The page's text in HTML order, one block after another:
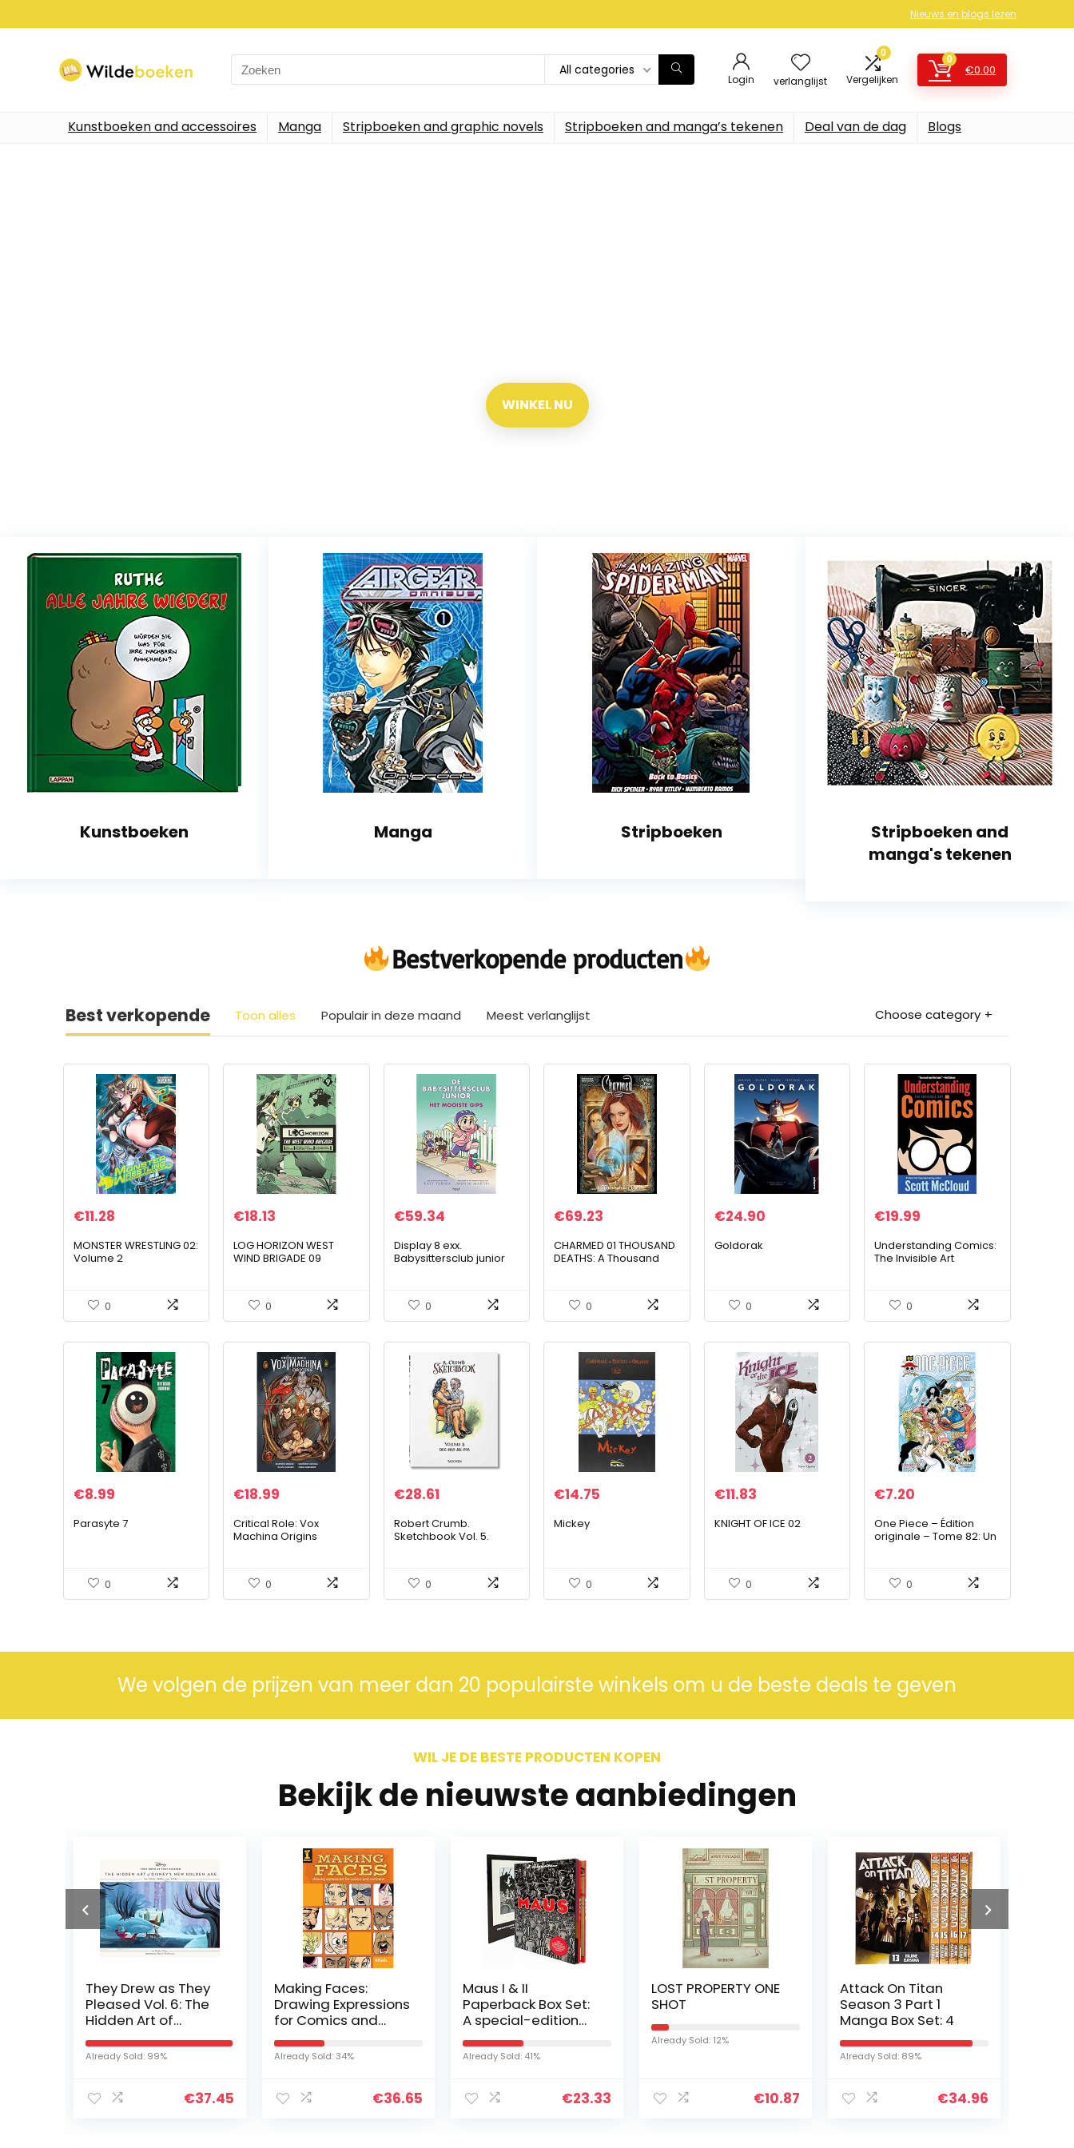
Nieuws en blogs lezen
All categories
Login verlanglijst
0
Vergelijken
0
€0.00
Kunstboeken and accessoires Manga Stripboeken and graphic novels Stripboeken and manga’s tekenen Deal van de dag Blogs
WINKEL NU
Kunstboeken Manga Stripboeken
Stripboeken and
manga's tekenen
Bestverkopende producten
Best verkopende Toon alles Populair in deze maand Meest verlanglijst Choose category
€11.28
MONSTER WRESTLING 02:
Volume 2
0
€18.13
LOG HORIZON WEST
WIND BRIGADE 09
0
€59.34
Display 8 exx.
Babysittersclub junior
0
€69.23
CHARMED 01 THOUSAND
DEATHS: A Thousand
0
€24.90
Goldorak
0
€19.99
Understanding Comics:
The Invisible Art
0
€8.99
Parasyte 7
0
€18.99
Critical Role: Vox
Machina Origins
0
€28.61
Robert Crumb.
Sketchbook Vol. 5.
0
€14.75
Mickey
0
€11.83
KNIGHT OF ICE 02
0
€7.20
One Piece – Édition
originale – Tome 82: Un
0
We volgen de prijzen van meer dan 20 populairste winkels om u de beste deals te geven
WIL JE DE BESTE PRODUCTEN KOPEN
Bekijk de nieuwste aanbiedingen
They Drew as They
Pleased Vol. 6: The
Hidden Art of
Disney’s New
Golden Age
Already Sold: 99%
€37.45
Making Faces:
Drawing Expressions
for Comics and
Cartoons
Already Sold: 34%
€36.65
Maus I & II
Paperback Box Set:
A special-edition
boxset of the
Pulitzer Prize-
winning graphic
who transformed
Already Sold: 41%
€23.33
LOST PROPERTY ONE
SHOT
Already Sold: 12%
€10.87
Attack On Titan
Season 3 Part 1
Manga Box Set: 4
Already Sold: 89%
€34.96